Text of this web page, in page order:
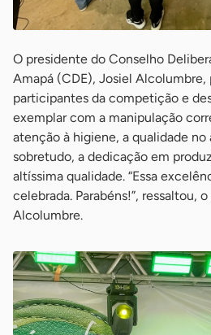
O presidente do Conselho
Amapá (CDE), Josiel Alcolumbre,
participantes da competição e
exemplar com a manipulação
atenção à higiene, a qualidade
sobretudo, a dedicação em
altíssima qualidade. “Essa
celebrada. Parabéns!”, ressaltou,
Alcolumbre.